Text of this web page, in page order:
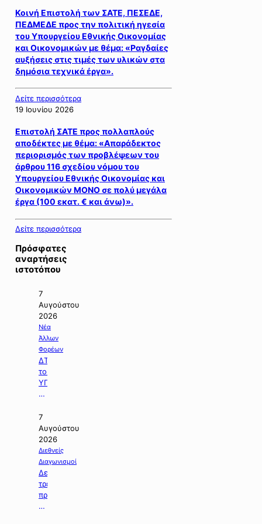
Κοινή Επιστολή των ΣΑΤΕ, ΠΕΣΕΔΕ,
ΠΕΔΜΕΔΕ προς την πολιτική ηγεσία
του Υπουργείου Εθνικής Οικονομίας
και Οικονομικών με θέμα: «Ραγδαίες
αυξήσεις στις τιμές των υλικών στα
δημόσια τεχνικά έργα».
Δείτε περισσότερα
19 Ιουνίου 2026
Eπιστολή ΣΑΤΕ προς πολλαπλούς
αποδέκτες με θέμα: «Απαράδεκτος
περιορισμός των προβλέψεων του
άρθρου 116 σχεδίου νόμου του
Υπουργείου Εθνικής Οικονομίας και
Οικονομικών ΜΟΝΟ σε πολύ μεγάλα
έργα (100 εκατ. € και άνω)».
Δείτε περισσότερα
Πρόσφατες
αναρτήσεις
ιστοτόπου
7
Αυγούστου
2026
Νέα
Άλλων
Φορέων
ΔΤ
του
ΥΠΠΕΝ
με
«Ειδικό
Χωροταξικό
Πλαίσιο
για
τον
Τουρισμό:
Στρατηγικό
εργαλείο
7
Αυγούστου
2026
Διεθνείς
Διαγωνισμοί
Δελτίο
τρεχουσών
προκηρύξεων
δημοσίων